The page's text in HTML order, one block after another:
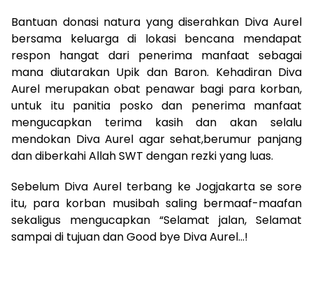
Bantuan donasi natura yang diserahkan Diva Aurel
bersama keluarga di lokasi bencana mendapat
respon hangat dari penerima manfaat sebagai
mana diutarakan Upik dan Baron. Kehadiran Diva
Aurel merupakan obat penawar bagi para korban,
untuk itu panitia posko dan penerima manfaat
mengucapkan terima kasih dan akan selalu
mendokan Diva Aurel agar sehat,berumur panjang
dan diberkahi Allah SWT dengan rezki yang luas.
Sebelum Diva Aurel terbang ke Jogjakarta se sore
itu, para korban musibah saling bermaaf-maafan
sekaligus mengucapkan “Selamat jalan, Selamat
sampai di tujuan dan Good bye Diva Aurel…!